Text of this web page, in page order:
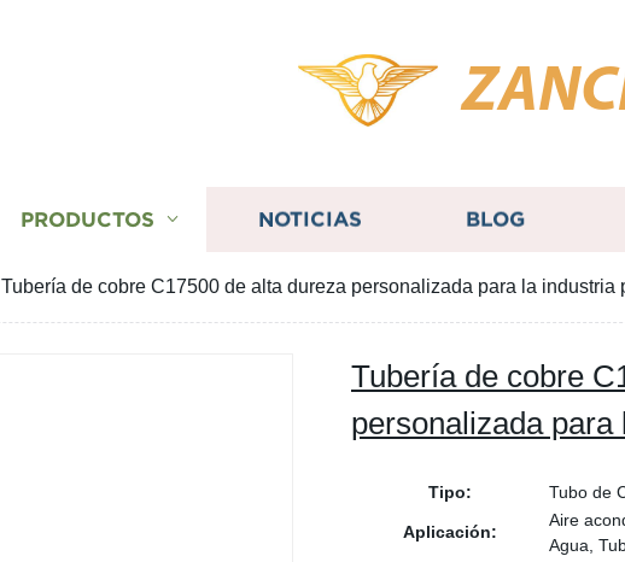
PRODUCTOS NOTICIAS BLOG
Tubería de cobre C17500 de alta dureza personalizada para la industria
Tubería de cobre
personalizada
Tipo: Tubo de
Aplicación:
Aire
Agua,